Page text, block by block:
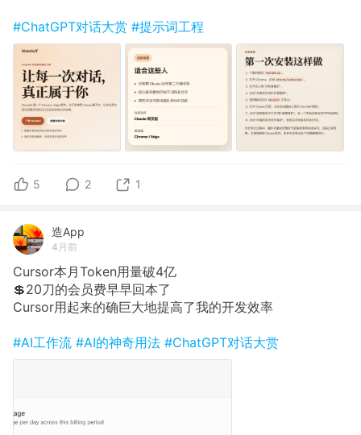
#ChatGPT对话大赏 #提示词工程
5 2 1
造App
4月前
Cursor本月Token用量破4亿
💲20刀的会员费早早回本了
Cursor用起来的确巨大地提高了我的开发效率
#AI工作流 #AI的神奇用法 #ChatGPT对话大赏